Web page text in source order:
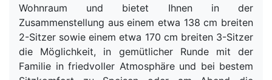
Wohnraum und bietet Ihnen in der
Zusammenstellung aus einem etwa 138 cm breiten
2-Sitzer sowie einem etwa 170 cm breiten 3-Sitzer
die Möglichkeit, in gemütlicher Runde mit der
Familie in friedvoller Atmosphäre und bei bestem